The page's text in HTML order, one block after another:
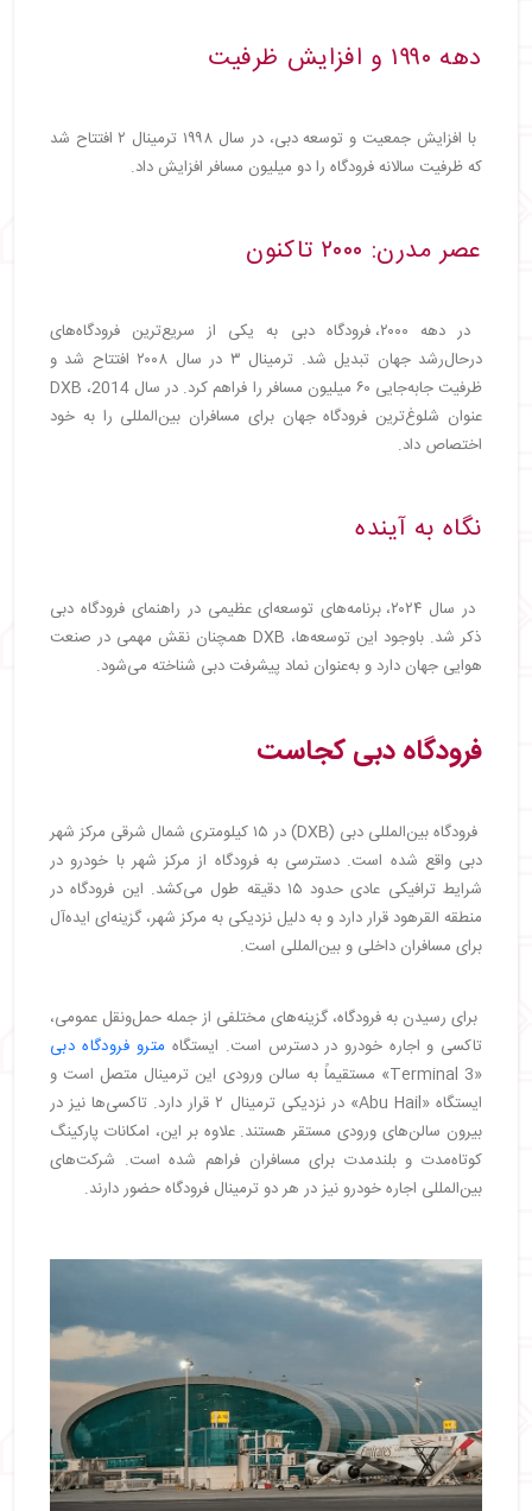
دهه ۱۹۹۰ و افزایش ظرفیت
با افزایش جمعیت و توسعه دبی، در سال ۱۹۹۸ ترمینال ۲ افتتاح شد
که ظرفیت سالانه فرودگاه را دو میلیون مسافر افزایش داد.
عصر مدرن: ۲۰۰۰ تاکنون
در دهه ۲۰۰۰، فرودگاه دبی به یکی از سریع‌ترین فرودگاه‌های
درحال‌رشد جهان تبدیل شد. ترمینال ۳ در سال ۲۰۰۸ افتتاح شد و
ظرفیت جابه‌جایی ۶۰ میلیون مسافر را فراهم کرد. در سال 2014، DXB
عنوان شلوغ‌ترین فرودگاه جهان برای مسافران بین‌المللی را به خود
اختصاص داد.
نگاه به آینده
در سال ۲۰۲۴، برنامه‌های توسعه‌ای عظیمی در راهنمای فرودگاه دبی
ذکر شد. باوجود این توسعه‌ها، DXB همچنان نقش مهمی در صنعت
هوایی جهان دارد و به‌عنوان نماد پیشرفت دبی شناخته می‌شود.
فرودگاه دبی کجاست
فرودگاه بین‌المللی دبی (DXB) در ۱۵ کیلومتری شمال شرقی مرکز شهر
دبی واقع شده است. دسترسی به فرودگاه از مرکز شهر با خودرو در
شرایط ترافیکی عادی حدود ۱۵ دقیقه طول می‌کشد. این فرودگاه در
منطقه القرهود قرار دارد و به دلیل نزدیکی به مرکز شهر، گزینه‌ای ایده‌آل
برای مسافران داخلی و بین‌المللی است.
برای رسیدن به فرودگاه، گزینه‌های مختلفی از جمله حمل‌ونقل عمومی،
تاکسی و اجاره خودرو در دسترس است. ایستگاه مترو فرودگاه دبی
«Terminal 3» مستقیماً به سالن ورودی این ترمینال متصل است و
ایستگاه «Abu Hail» در نزدیکی ترمینال ۲ قرار دارد. تاکسی‌ها نیز در
بیرون سالن‌های ورودی مستقر هستند. علاوه بر این، امکانات پارکینگ
کوتاه‌مدت و بلندمدت برای مسافران فراهم شده است. شرکت‌های
بین‌المللی اجاره خودرو نیز در هر دو ترمینال فرودگاه حضور دارند.